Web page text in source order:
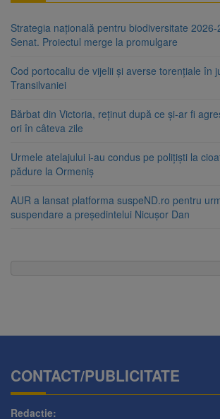
Strategia națională pentru biodiversitate
Senat. Proiectul merge la promulgare
Cod portocaliu de vijelii și averse torențiale în
Transilvaniei
Bărbat din Victoria, reținut după ce și-ar fi
ori în câteva zile
Urmele atelajului i-au condus pe polițiști la
pădure la Ormeniș
AUR a lansat platforma suspeND.ro pentru
suspendare a președintelui Nicușor Dan
CONTACT/PUBLICITATE
Redactie: